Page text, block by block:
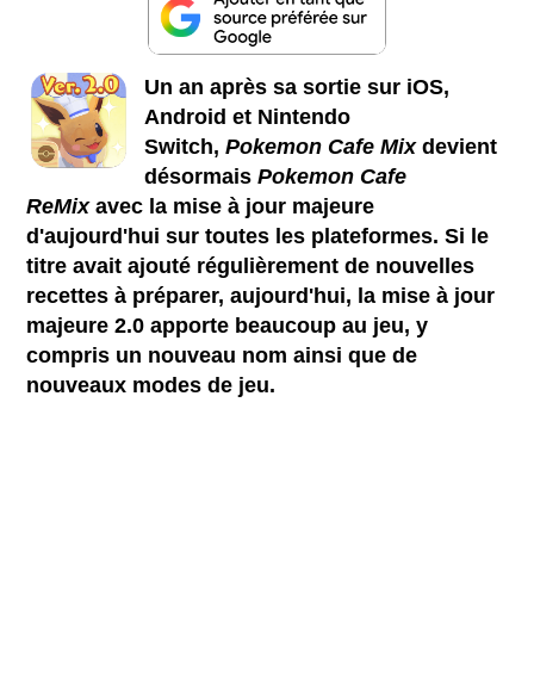
Un an après sa sortie sur iOS,
Android et Nintendo
Switch,Pokemon Cafe Mixdevient
désormaisPokemon Cafe
ReMixavec la mise à jour majeure
d'aujourd'hui sur toutes les plateformes. Si le
titre avait ajouté régulièrement de nouvelles
recettes à préparer, aujourd'hui, la mise à jour
majeure 2.0 apporte beaucoup au jeu, y
compris un nouveau nom ainsi que de
nouveaux modes de jeu.